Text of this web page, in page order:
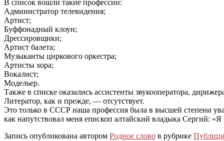
В список вошли такие профессии:
Администратор телевидения;
Артист;
Буффонадный клоун;
Дрессировщики;
Артист балета;
Музыканты циркового оркестра;
Артисты хора;
Вокалист;
Модельер.
Также в списке оказались ассистенты звукооператора,
Литератор, как и прежде, — отсутствует.
Это только в СССР наша профессия была в высшей степени
как напутствовал меня епископ алтайский владыка Сергий:
Запись опубликована автором Родное слово в рубрике